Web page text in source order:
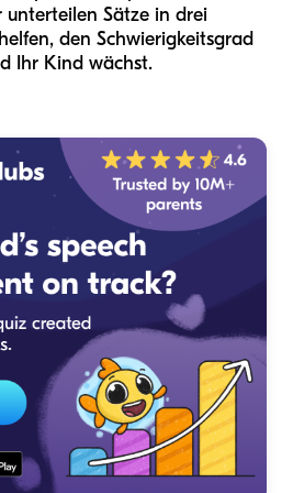
unterteilen Sätze in drei
den Schwierigkeitsgrad
Ihr Kind wächst.